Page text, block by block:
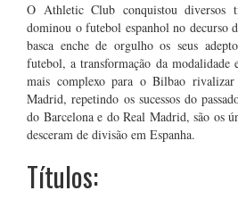
O Athletic Club conquistou diversos
dominou o futebol espanhol no decurso
basca enche de orgulho os seus
futebol, a transformação da modalidade
mais complexo para o Bilbao
Madrid, repetindo os sucessos do
do Barcelona e do Real Madrid, são os
desceram de divisão em Espanha.
Títulos: